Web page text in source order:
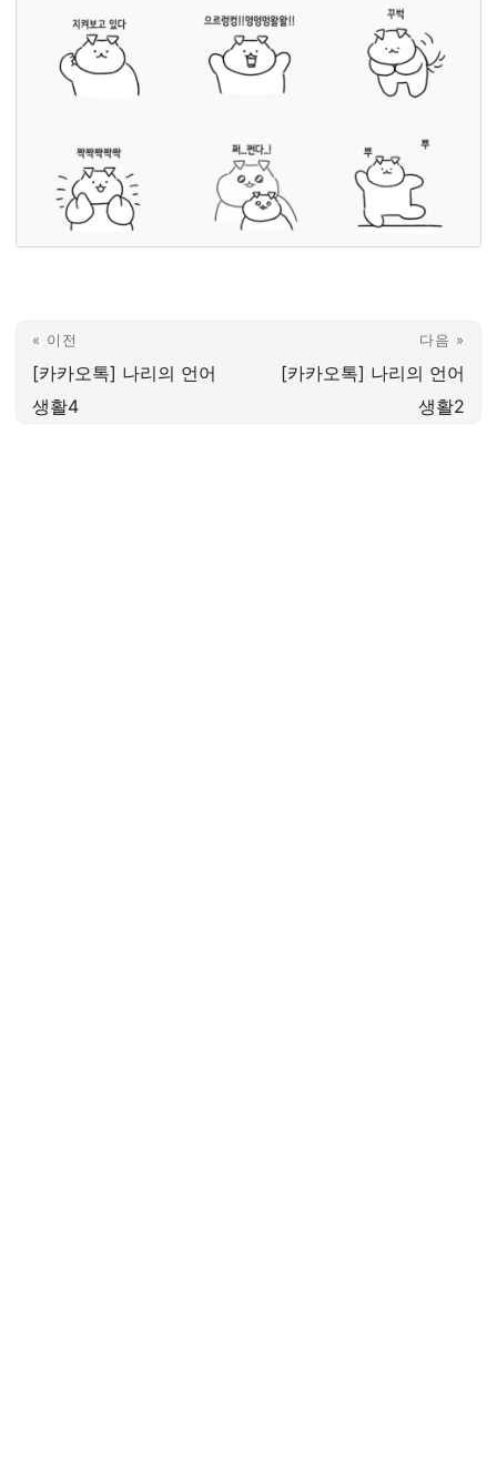
« 이전
[카카오톡] 나리의 언어
생활4
다음 »
[카카오톡] 나리의 언어
생활2